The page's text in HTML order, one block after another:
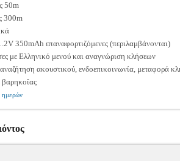
50m
300m
350mAh επαναφορτιζόμενες (περιλαμβάνονται)
με Ελληνικό μενού και αναγνώριση κλήσεων
ακουστικού, ενδοεπικοινωνία, μεταφορά